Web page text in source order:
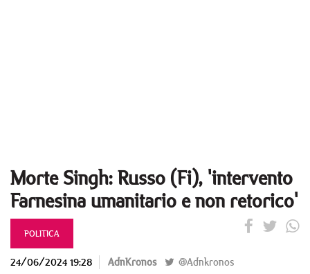
Morte Singh: Russo (Fi), 'intervento
Farnesina umanitario e non retorico'
POLITICA
24/06/2024 19:28 AdnKronos @Adnkronos